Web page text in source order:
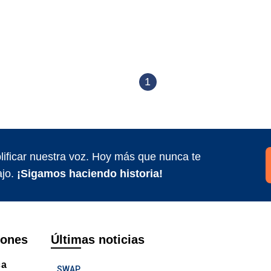
1
nuestra voz. Hoy más que nunca te
¡Sigamos haciendo historia!
Últimas noticias